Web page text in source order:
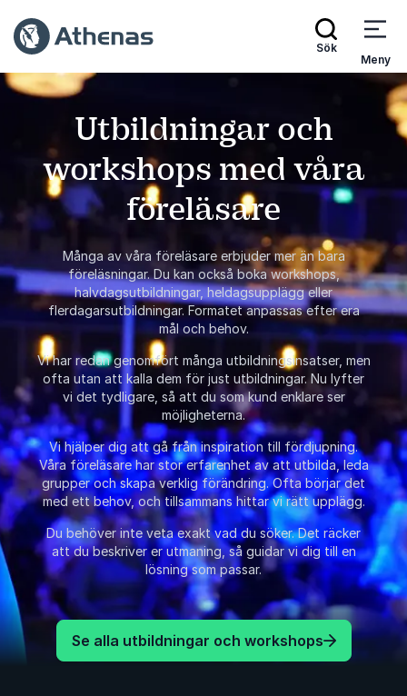
Sök
Meny
Utbildningar och
workshops med våra
föreläsare
Många av våra föreläsare erbjuder mer än bara
föreläsningar. Du kan också boka workshops,
halvdagsutbildningar, heldagsupplägg eller
flerdagarsutbildningar. Formatet anpassas efter era
mål och behov.
Vi har redan genomfört många utbildningsinsatser, men
ofta utan att kalla dem för just utbildningar. Nu lyfter
vi det tydligare, så att du som kund enklare ser
möjligheterna.
Vi hjälper dig att gå från inspiration till fördjupning.
Våra föreläsare har stor erfarenhet av att utbilda, leda
grupper och skapa verklig förändring. Ofta börjar det
med ett behov, och tillsammans hittar vi rätt upplägg.
Du behöver inte veta exakt vad du söker. Det räcker
att du beskriver er utmaning, så guidar vi dig till en
lösning som passar.
Se alla utbildningar och workshops